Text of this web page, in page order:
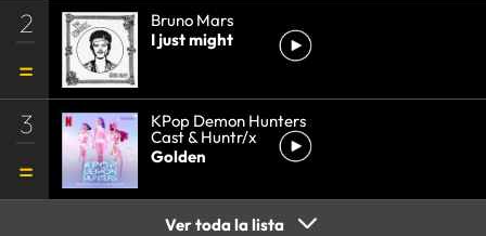
2
Bruno Mars
I just might
3 KPop Demon Hunters
Cast & Huntr/x
Golden
Ver toda la lista